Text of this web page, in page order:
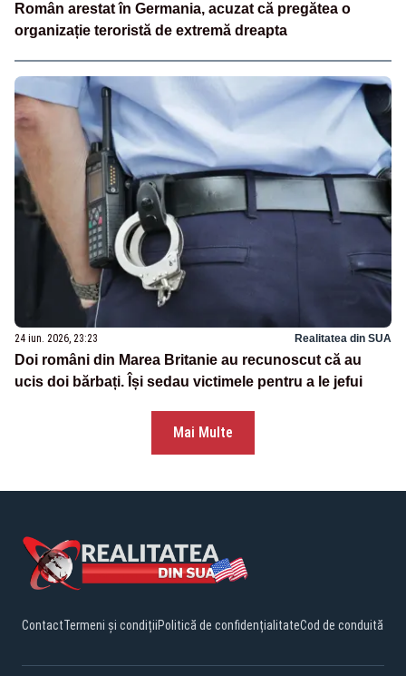
Român arestat în Germania, acuzat că pregătea o
organizație teroristă de extremă dreapta
24 iun. 2026, 23:23 Realitatea din SUA
Doi români din Marea Britanie au recunoscut că au
ucis doi bărbați. Își sedau victimele pentru a le jefui
Mai Multe
ContactTermeni și condițiiPolitică de confidențialitateCod de conduită